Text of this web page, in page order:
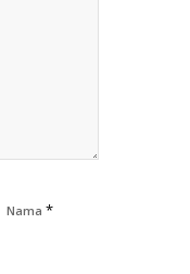
Nama *